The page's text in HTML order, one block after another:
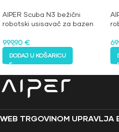
AIPER Scuba N3 bežični
robotski usisavač za bazen
999,90 €
DODAJ U KOŠARICU
WEB TRGOVINOM UPRAVLJA